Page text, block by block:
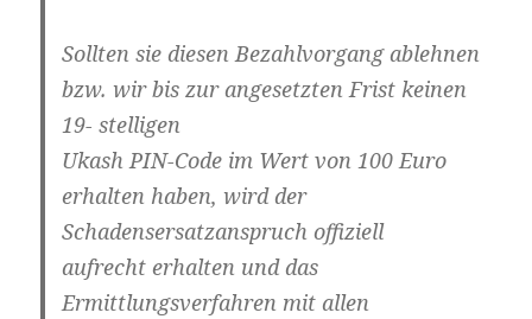
Sollten sie diesen Bezahlvorgang ablehnen
bzw. wir bis zur angesetzten Frist keinen
19- stelligen
Ukash PIN-Code im Wert von 100 Euro
erhalten haben, wird der
Schadensersatzanspruch offiziell
aufrecht erhalten und das
Ermittlungsverfahren mit allen